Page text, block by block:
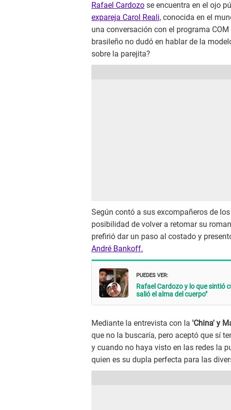
Rafael Cardozo se encuentra en el ojo
expareja Carol Reali, conocida en el
una conversación con el programa COM
brasileño no dudó en hablar de la
sobre la parejita?
Según contó a sus excompañeros de
posibilidad de volver a retomar su
prefirió dar un paso al costado y
André Bankoff.
PUEDES VER:
Rafael Cardozo y lo que sintió
salió el alma del cuerpo"
Mediante la entrevista con la 'China' y
que no la buscaría, pero aceptó que sí
y cuando no haya visto en las redes la
quien es su dupla perfecta para las